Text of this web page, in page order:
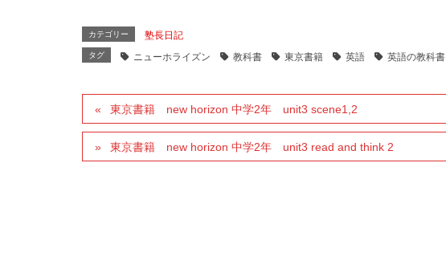
カテゴリー 塾長日記
タグ ニューホライズン 教科書 東京書籍 英語 英語の教科書
東京書籍 new horizon 中学2年 unit3 scene1,2
東京書籍 new horizon 中学2年 unit3 read and think 2